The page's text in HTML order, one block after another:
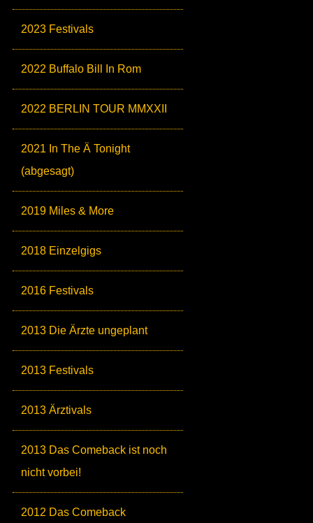
2023 Festivals
2022 Buffalo Bill In Rom
2022 BERLIN TOUR MMXXII
2021 In The Ä Tonight
(abgesagt)
2019 Miles & More
2018 Einzelgigs
2016 Festivals
2013 Die Ärzte ungeplant
2013 Festivals
2013 Ärztivals
2013 Das Comeback ist noch
nicht vorbei!
2012 Das Comeback